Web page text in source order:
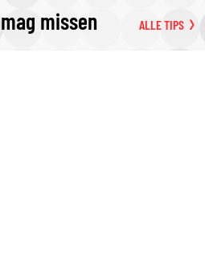
missen ALLE TIPS